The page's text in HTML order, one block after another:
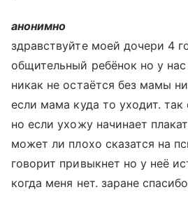
анонимно
здравствуйте моей дочери 4
общительный ребёнок но у
никак не остаётся без мамы
если мама куда то уходит.
но если ухожу начинает
может ли плохо сказатся на
говорит привыкнет но у неё
когда меня нет. заране